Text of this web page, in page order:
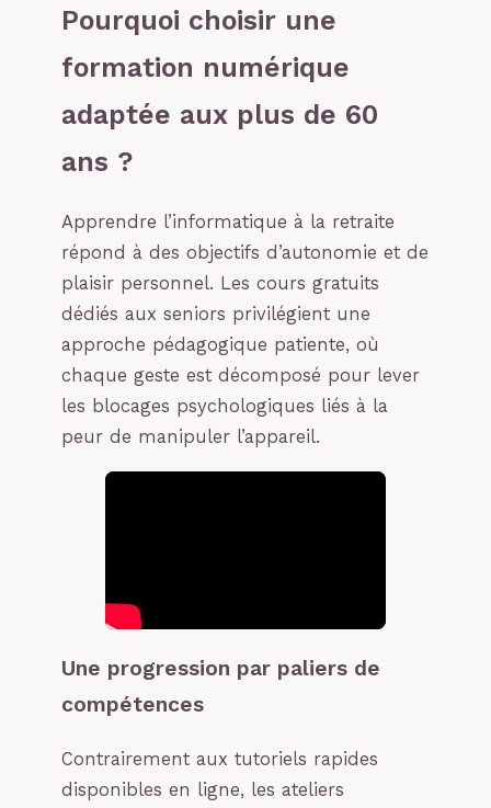
Pourquoi choisir une
formation numérique
adaptée aux plus de 60
ans ?
Apprendre l’informatique à la retraite
répond à des objectifs d’autonomie et de
plaisir personnel. Les cours gratuits
dédiés aux seniors privilégient une
approche pédagogique patiente, où
chaque geste est décomposé pour lever
les blocages psychologiques liés à la
peur de manipuler l’appareil.
Une progression par paliers de
compétences
Contrairement aux tutoriels rapides
disponibles en ligne, les ateliers